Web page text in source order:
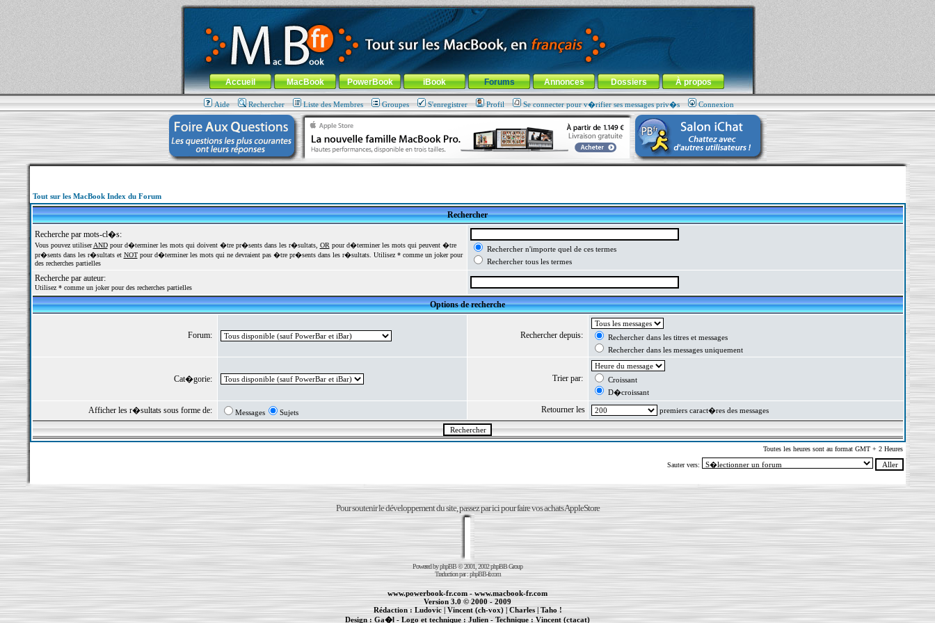
MacBook-fr.com : 100% Apple... 100% nomade !
Aller au contenu-Aller au menu général-Aller au menu de la rubrique
Menu général
Accueil MacBook PowerBook iBook Forums Annonces Dossiers À propos
Aide Rechercher Liste des Membres Groupes S'enregistrer Profil Se connecter pour v�rifier ses messages priv�s Connexion
Tout sur les MacBook Index du Forum
Rechercher
Recherche par mots-cl�s:
Vous pouvez utiliserANDpour d�terminer les mots qui doivent �tre pr�sents dans les r�sultats, OR pour d�terminer les mots qui peuvent �tre
pr�sents dans les r�sultats et NOTpour d�terminer les mots qui ne devraient pas �tre pr�sents dans les r�sultats. Utilisez * comme un joker pour
des recherches partielles
Rechercher n'importe quel de ces termes
Rechercher tous les termes
Recherche par auteur:
Utilisez * comme un joker pour des recherches partielles
Options de recherche
Forum: Rechercher depuis:
Rechercher dans les titres et messages
Rechercher dans les messages uniquement
Cat�gorie: Trier par:
Croissant
D�croissant
Afficher les r�sultats sous forme de: Messages Sujets Retourner les premiers caract�res des messages
Toutes les heures sont au format GMT + 2 Heures
Sauter vers:
Pour soutenir le développement du site, passez par ici pour faire vos achats AppleStore
Powered byphpBB© 2001, 2002 phpBB Group
Traduction par :phpBB-fr.com
www.powerbook-fr.com-www.macbook-fr.com
Version 3.0 © 2000 - 2009
Rédaction :Ludovic| Vincent (ch-vox)|Charles| Taho !
Design : Ga�l - Logo et technique : Julien - Technique :Vincent (ctacat)